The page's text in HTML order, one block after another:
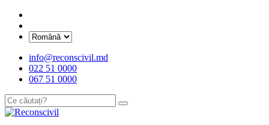
info@reconscivil.md
022 51 0000
067 51 0000